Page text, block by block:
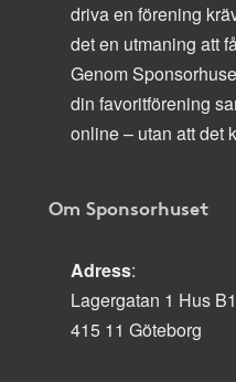
driva en förening
det en utmaning att
Genom
din favoritförening
online – utan att det
Om Sponsorhuset
Adress:
Lagergatan 1 Hus
415 11 Göteborg